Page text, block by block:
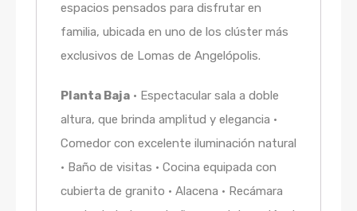
espacios pensados para disfrutar en
familia, ubicada en uno de los clúster más
exclusivos de Lomas de Angelópolis.
Planta Baja • Espectacular sala a doble
altura, que brinda amplitud y elegancia •
Comedor con excelente iluminación natural
• Baño de visitas • Cocina equipada con
cubierta de granito • Alacena • Recámara